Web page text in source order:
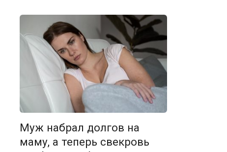
Муж набрал долгов на
маму, а теперь свекровь